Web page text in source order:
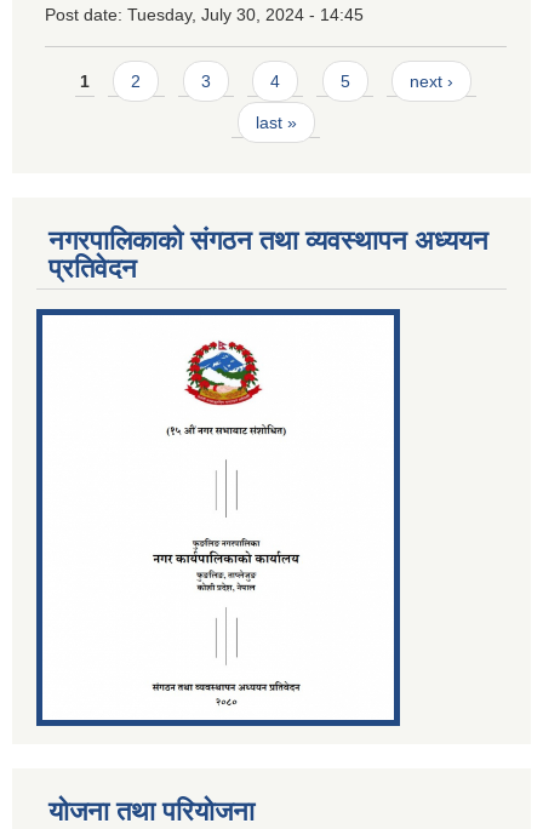
Post date: Tuesday, July 30, 2024 - 14:45
Pages
1 2 3 4 5 next ›
last »
नगरपालिकाको संगठन तथा व्यवस्थापन अध्ययन
प्रतिवेदन
योजना तथा परियोजना